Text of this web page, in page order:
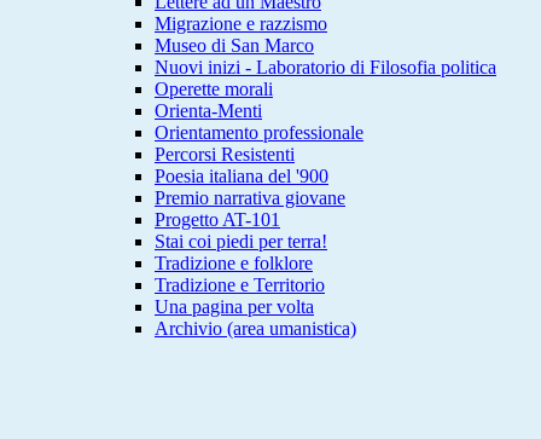
Migrazione e razzismo
Museo di San Marco
Nuovi inizi - Laboratorio di Filosofia politica
Operette morali
Orienta-Menti
Orientamento professionale
Percorsi Resistenti
Poesia italiana del '900
Premio narrativa giovane
Progetto AT-101
Stai coi piedi per terra!
Tradizione e folklore
Tradizione e Territorio
Una pagina per volta
Archivio (area umanistica)